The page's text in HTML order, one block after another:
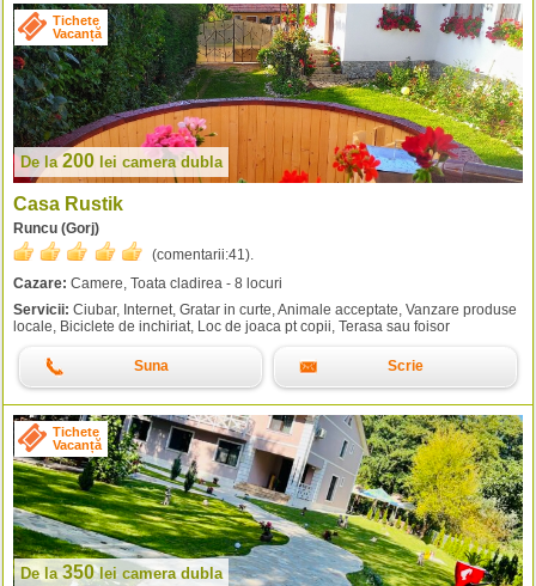
Tichete
Vacanță
De la200 lei camera dubla
Casa Rustik
Runcu (Gorj)
(comentarii:41 ).
Cazare: Camere, Toata cladirea - 8 locuri
Servicii: Ciubar, Internet, Gratar in curte, Animale acceptate, Vanzare produse
locale, Biciclete de inchiriat, Loc de joaca pt copii, Terasa sau foisor
Suna Scrie
Tichete
Vacanță
De la350lei camera dubla